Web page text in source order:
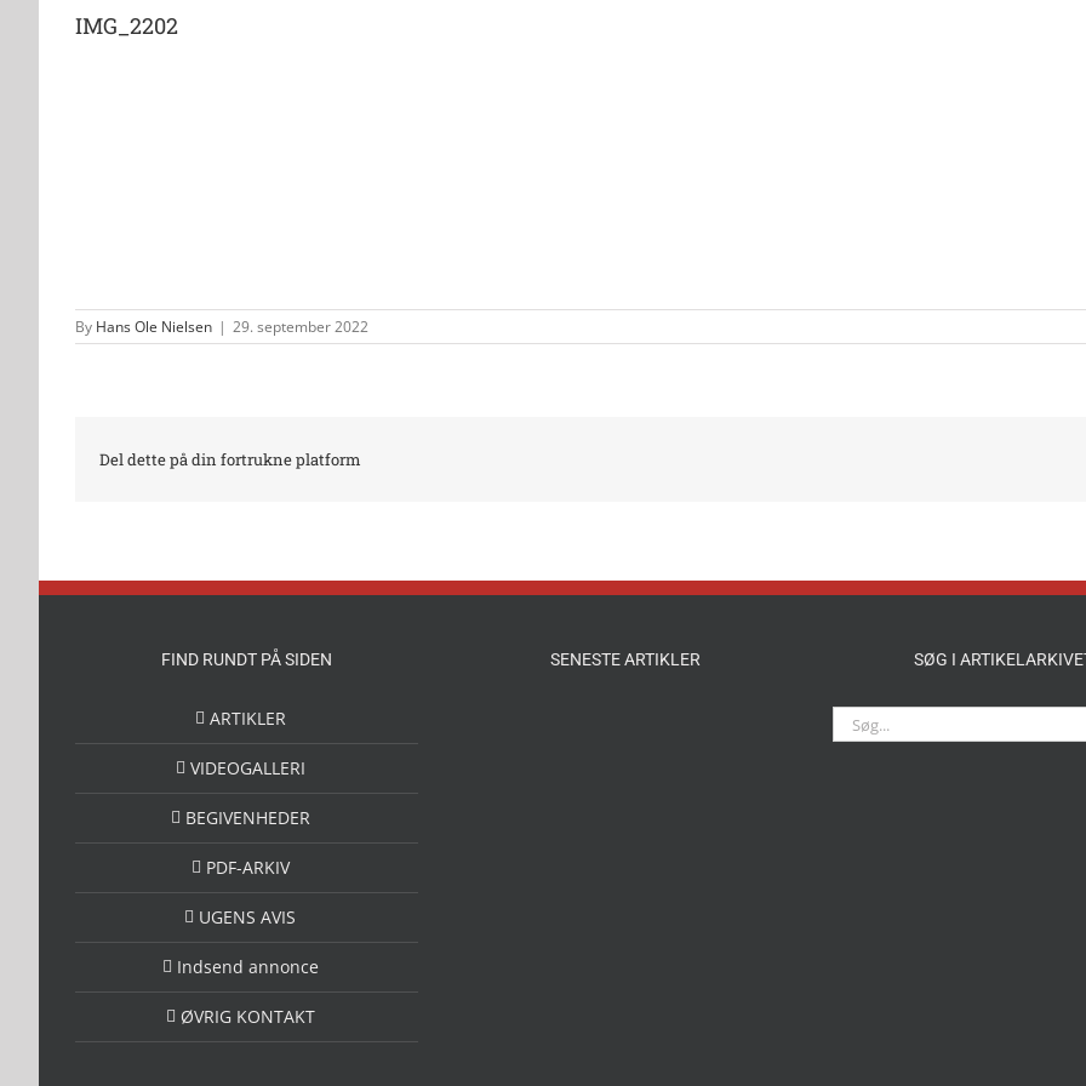
IMG_2202
By Hans Ole Nielsen | 29. september 2022
Del dette på din fortrukne platform
FIND RUNDT PÅ SIDEN
ARTIKLER
VIDEOGALLERI
BEGIVENHEDER
PDF-ARKIV
UGENS AVIS
Indsend annonce
ØVRIG KONTAKT
SENESTE ARTIKLER SØG I
Søg
efter: